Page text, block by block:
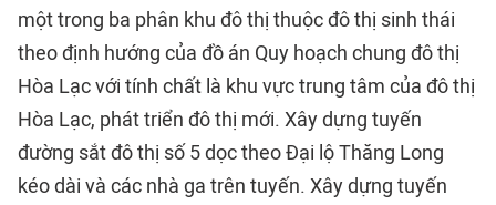
một trong ba phân khu đô thị thuộc đô thị sinh thái
theo định hướng của đồ án Quy hoạch chung đô thị
Hòa Lạc với tính chất là khu vực trung tâm của đô thị
Hòa Lạc, phát triển đô thị mới. Xây dựng tuyến
đường sắt đô thị số 5 dọc theo Đại lộ Thăng Long
kéo dài và các nhà ga trên tuyến. Xây dựng tuyến